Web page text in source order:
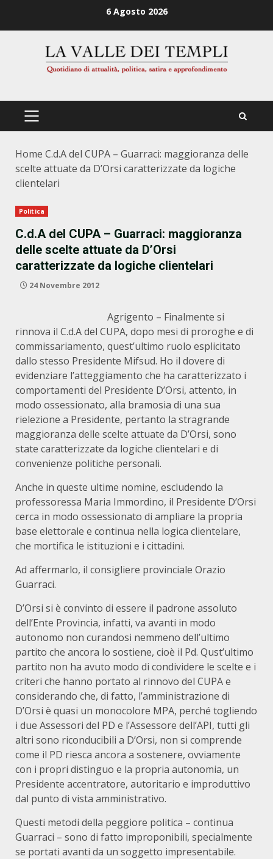
6 Agosto 2026
PRIMÄRES
Home C.d.A del CUPA – Guarraci: maggioranza delle
scelte attuate da D’Orsi caratterizzate da logiche
clientelari
Politica
C.d.A del CUPA – Guarraci: maggioranza
delle scelte attuate da D’Orsi
caratterizzate da logiche clientelari
24 Novembre 2012
Agrigento – Finalmente si
rinnova il C.d.A del CUPA, dopo mesi di proroghe e di
commissariamento, quest’ultimo ruolo esplicitato
dallo stesso Presidente Mifsud. Ho il dovere di
evidenziare l’atteggiamento che ha caratterizzato i
comportamenti del Presidente D’Orsi, attento, in
modo ossessionato, alla bramosia di una sua
rielezione a Presidente, pertanto la stragrande
maggioranza delle scelte attuate da D’Orsi, sono
state caratterizzate da logiche clientelari e di
convenienze politiche personali.
Anche in queste ultime nomine, escludendo la
professoressa Maria Immordino, il Presidente D’Orsi
cerca in modo ossessionato di ampliare la propria
base elettorale e continua nella logica clientelare,
che mortifica le istituzioni e i cittadini.
Ad affermarlo, il consigliere provinciale Orazio
Guarraci.
D’Orsi si è convinto di essere il padrone assoluto
dell’Ente Provincia, infatti, va avanti in modo
autonomo non curandosi nemmeno dell’ultimo
partito che ancora lo sostiene, cioè il Pd. Qust’ultimo
partito non ha avuto modo di condividere le scelte e i
criteri che hanno portato al rinnovo del CUPA e
considerando che, di fatto, l’amministrazione di
D’Orsi è quasi un monocolore MPA, perché togliendo
i due Assessori del PD e l’Assessore dell’API, tutti gli
altri sono riconducibili a D’Orsi, non si comprende
come il PD riesca ancora a sostenere, ovviamente
con i propri distinguo e la propria autonomia, un
Presidente accentratore, autoritario e improduttivo
dal punto di vista amministrativo.
Questi metodi della peggiore politica – continua
Guarraci – sono di fatto improponibili, specialmente
se portati avanti da un soggetto impresentabile.